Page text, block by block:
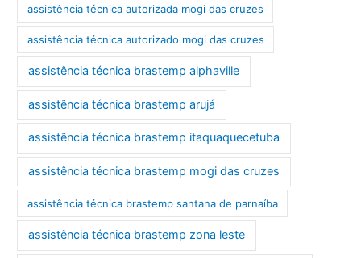
assistência técnica autorizada mogi das cruzes
assistência técnica autorizado mogi das cruzes
assistência técnica brastemp alphaville
assistência técnica brastemp arujá
assistência técnica brastemp itaquaquecetuba
assistência técnica brastemp mogi das cruzes
assistência técnica brastemp santana de parnaíba
assistência técnica brastemp zona leste